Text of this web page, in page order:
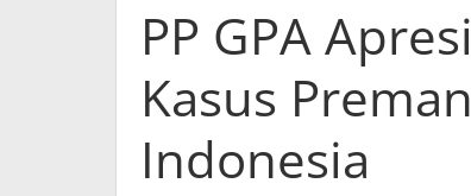
PP GPA
Kasus
Indonesia